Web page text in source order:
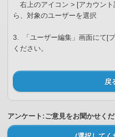
右上のアイコン > [アカウン
ら、対象のユーザーを選択
3. 「ユーザー編集」画面にて[
ください。
戻
アンケート:ご意見をお聞かせく